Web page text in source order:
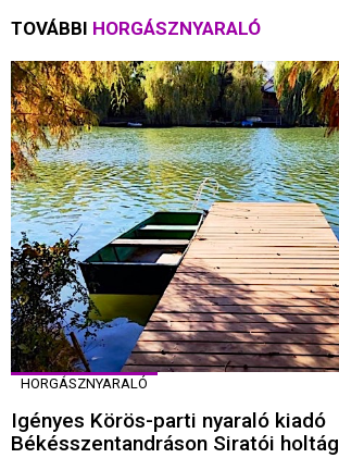
TOVÁBBI HORGÁSZNYARALÓ
HORGÁSZNYARALÓ
Igényes Körös-parti nyaraló kiadó
Békésszentandráson Siratói holtág